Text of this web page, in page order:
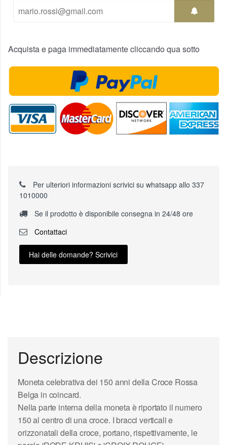
Acquista e paga immediatamente cliccando qua sotto
Per ulteriori informazioni scrivici su whatsapp allo 337
1010000
Se il prodotto è disponibile consegna in 24/48 ore
Contattaci
Hai delle domande? Scrivici
Descrizione
Moneta celebrativa dei 150 anni della Croce Rossa
Belga in coincard.
Nella parte interna della moneta è riportato il numero
150 al centro di una croce. I bracci verticali e
orizzonatali della croce, portano, rispettivamente, le